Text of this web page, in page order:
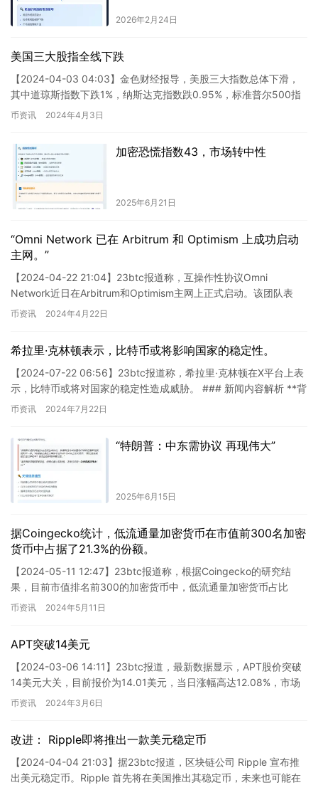
2026年2月24日
美国三大股指全线下跌
【2024-04-03 04:03】金色财经报导，美股三大指数总体下滑，
其中道琼斯指数下跌1%，纳斯达克指数跌0.95%，标准普尔500指
数跌0.72%。热门科技股普遍下跌。 这则…
币资讯 2024年4月3日
加密恐慌指数43，市场转中性
2025年6月21日
“Omni Network 已在 Arbitrum 和 Optimism 上成功启动
主网。”
【2024-04-22 21:04】23btc报道称，互操作性协议Omni
Network近日在Arbitrum和Optimism主网上正式启动。该团队表
示，Omni将为所有用户提…
币资讯 2024年4月22日
希拉里·克林顿表示，比特币或将影响国家的稳定性。
【2024-07-22 06:56】23btc报道称，希拉里·克林顿在X平台上表
示，比特币或将对国家的稳定性造成威胁。 ### 新闻内容解析 **背
景概述：**希拉里·克林顿在X平…
币资讯 2024年7月22日
“特朗普：中东需协议 再现伟大”
2025年6月15日
据Coingecko统计，低流通量加密货币在市值前300名加密
货币中占据了21.3%的份额。
【2024-05-11 12:47】23btc报道称，根据Coingecko的研究结
果，目前市值排名前300的加密货币中，低流通量加密货币占比
21.3%。目前流通量最低的四种加密货…
币资讯 2024年5月11日
APT突破14美元
【2024-03-06 14:11】23btc报道，最新数据显示，APT股价突破
14美元大关，目前报价为14.01美元，当日涨幅高达12.08%，市场
波动明显，请注意风险控制。
币资讯 2024年3月6日
改进： Ripple即将推出一款美元稳定币
【2024-04-04 21:03】据23btc报道，区块链公司 Ripple 宣布推
出美元稳定币。Ripple 首先将在美国推出其稳定币，未来也可能在